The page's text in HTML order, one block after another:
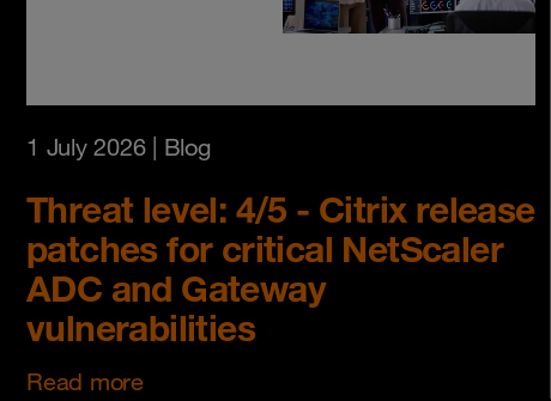
1 July 2026| Blog
Threat level: 4/5 - Citrix release
patches for critical NetScaler
ADC and Gateway
vulnerabilities
Read more